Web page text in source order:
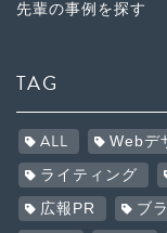
先輩の事例を探す
TAG
ALL Webデ
ライティング
広報PR ブ